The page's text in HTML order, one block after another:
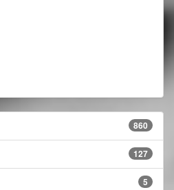
860
127
5